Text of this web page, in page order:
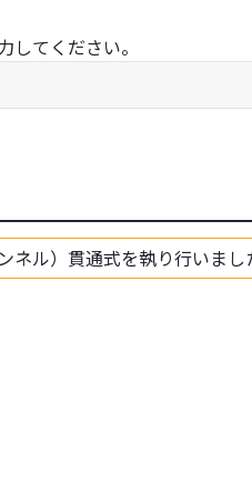
してください。
ネル）貫通式を執り行いまし